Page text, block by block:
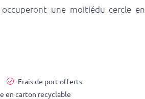
occuperont une moitiédu cercle en
Frais de port offerts
en carton recyclable